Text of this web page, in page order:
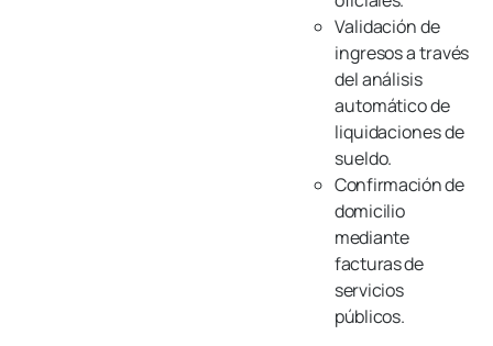
Validación de
ingresos a través
del análisis
automático de
liquidaciones de
sueldo.
Confirmación de
domicilio
mediante
facturas de
servicios
públicos.